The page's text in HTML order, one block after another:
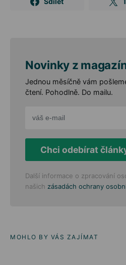
Novinky z
Jednou měsíčně vám
čtení. Pohodlně. Do mailu.
Chci odebírat
Další informace o zpracování
našich zásadách ochrany
MOHLO BY VÁS ZAJÍMAT